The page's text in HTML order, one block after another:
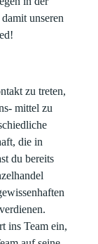
unseren
zu treten,
mittel zu
die in
du bereits
ins Team ein,